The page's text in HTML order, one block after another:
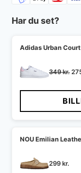
Har du set?
Adidas Urban
349kr.
NOU Emilian
299kr.